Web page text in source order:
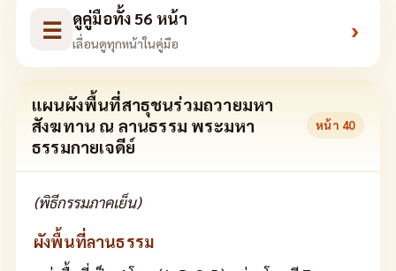
☰ ดูคู่มือทั้ง 56 หน้า
เลื่อนดูทุกหน้าในคู่มือ ›
แผนผังพื้นที่สาธุชนร่วมถวายมหา
สังฆทาน ณ ลานธรรม พระมหา
ธรรมกายเจดีย์
หน้า 40
(พิธีกรรมภาคเย็น)
ผังพื้นที่ลานธรรม